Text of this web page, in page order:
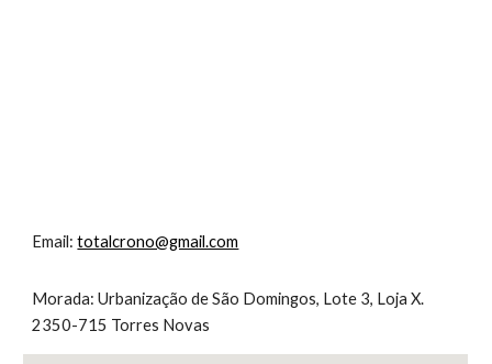
Email: totalcrono@gmail.com
Morada: Urbanização de São Domingos, Lote 3, Loja X.
2350-715 Torres Novas